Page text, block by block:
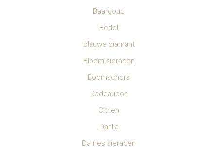
Baargoud
Bedel
blauwe diamant
Bloem sieraden
Boomschors
Cadeaubon
Citrien
Dahlia
Dames sieraden